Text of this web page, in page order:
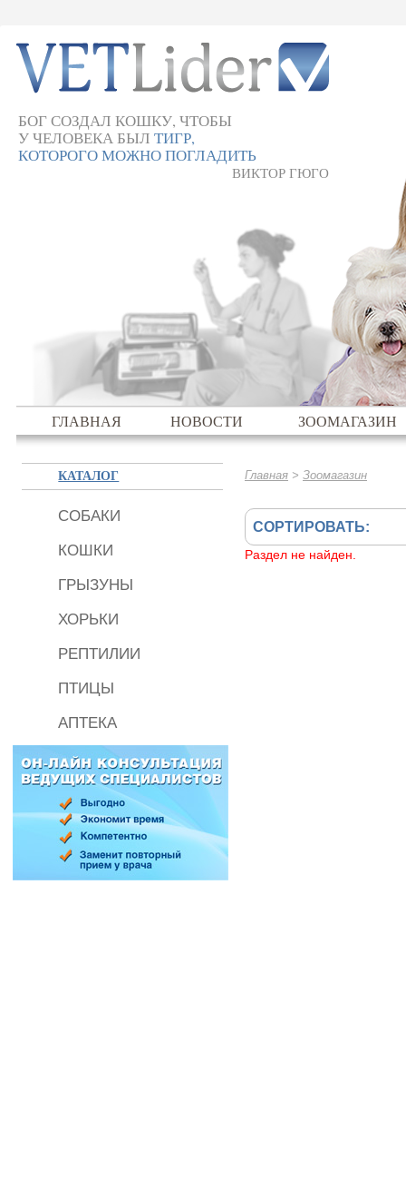
БОГ СОЗДАЛ КОШКУ, ЧТОБЫ
У ЧЕЛОВЕКА БЫЛТИГР,
КОТОРОГО МОЖНО ПОГЛАДИТЬ
ВИКТОР ГЮГО
ГЛАВНАЯ НОВОСТИ ЗООМАГАЗИН
Главная> Зоомагазин
СОРТИРОВАТЬ:
Раздел не найден.
КАТАЛОГ
СОБАКИ
КОШКИ
ГРЫЗУНЫ
ХОРЬКИ
РЕПТИЛИИ
ПТИЦЫ
АПТЕКА